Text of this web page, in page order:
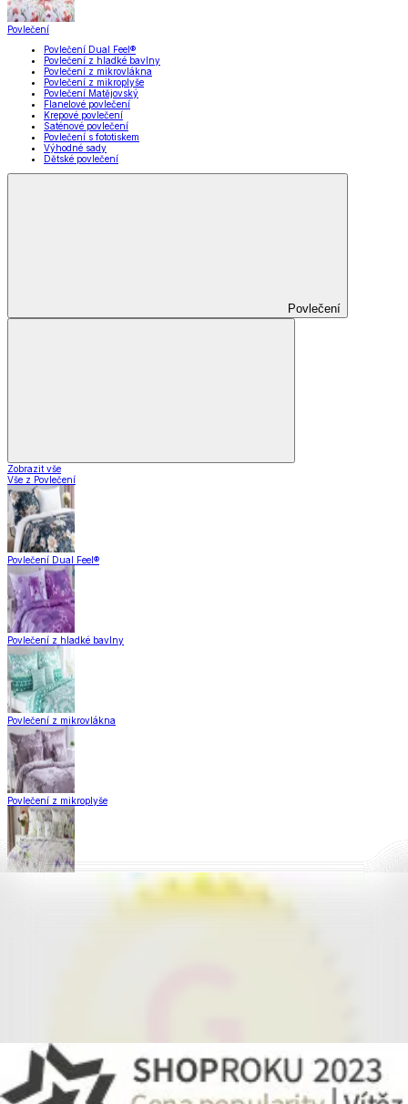
Povlečení
Povlečení Dual Feel®
Povlečení z hladké bavlny
Povlečení z mikrovlákna
Povlečení z mikroplyše
Povlečení Matějovský
Flanelové povlečení
Krepové povlečení
Saténové povlečení
Povlečení s fototiskem
Výhodné sady
Dětské povlečení
Povlečení
Zobrazit vše
Vše z Povlečení
Povlečení Dual Feel®
Povlečení z hladké bavlny
Povlečení z mikrovlákna
Povlečení z mikroplyše
Krepové povlečení